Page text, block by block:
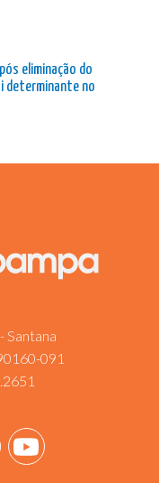
eliminação do
determinante no
Santana
091